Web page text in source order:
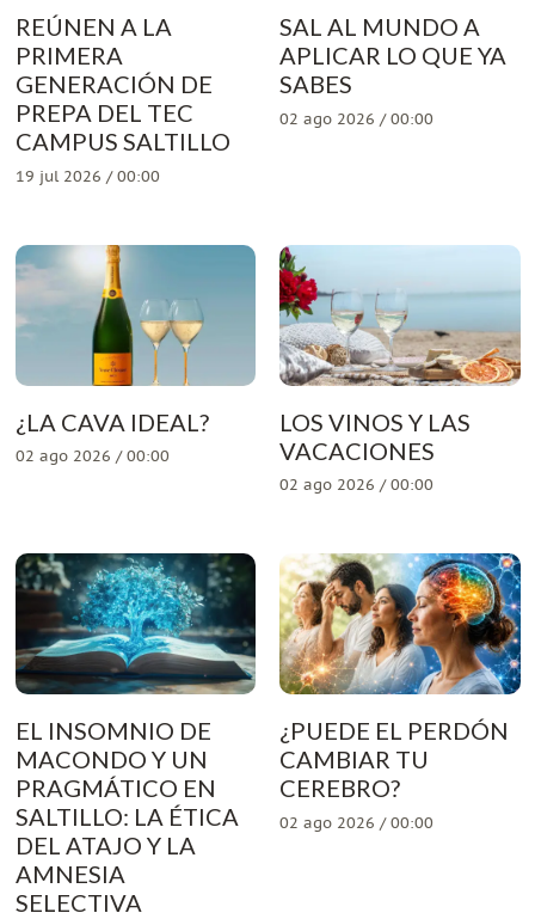
REÚNEN A LA
PRIMERA
GENERACIÓN DE
PREPA DEL TEC
CAMPUS SALTILLO
19 jul 2026 / 00:00
SAL AL MUNDO A
APLICAR LO QUE YA
SABES
02 ago 2026 / 00:00
¿LA CAVA IDEAL?
02 ago 2026 / 00:00
LOS VINOS Y LAS
VACACIONES
02 ago 2026 / 00:00
EL INSOMNIO DE
MACONDO Y UN
PRAGMÁTICO EN
SALTILLO: LA ÉTICA
DEL ATAJO Y LA
AMNESIA
SELECTIVA
¿PUEDE EL PERDÓN
CAMBIAR TU
CEREBRO?
02 ago 2026 / 00:00